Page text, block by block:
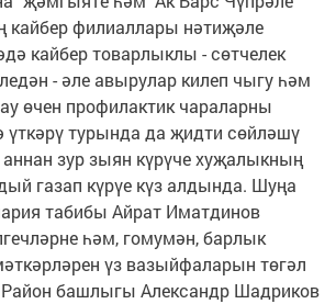
филиаллары нәтиҗәле
кайбер товарлыклы - сөтчелек
- әле авырулар килеп чыгу һәм
өчен профилактик чараларны
турында да җидти сөйләшү
аннан зур зыян күрүче хуҗалыкның
газап күрүе күз алдында. Шуңа
табибы Айрат Иматдинов
һәм, гомумән, барлык
үз вазыйфаларын төгәл
башлыгы Александр Шадриков